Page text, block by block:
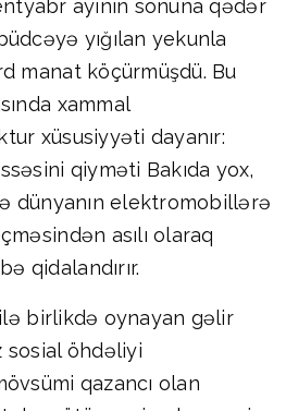
ayının sonuna qədər
yığılan yekunla
manat köçürmüşdü. Bu
xammal
xüsusiyyəti dayanır:
qiyməti Bakıda yox,
dünyanın elektromobillərə
asılı olaraq
qidalandırır.
birlikdə oynayan gəlir
sosial öhdəliyi
qazancı olan